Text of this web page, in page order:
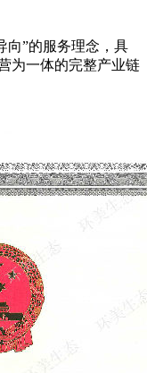
向”的服务理念，具
为一体的完整产业链